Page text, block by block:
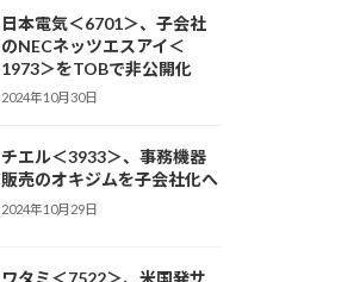
日本電気＜6701＞、子会社
のNECネッツエスアイ＜
1973＞をTOBで非公開化
2024年10月30日
チエル＜3933＞、事務機器
販売のオキジムを子会社化へ
2024年10月29日
ワタミ＜7522＞、米国発サ